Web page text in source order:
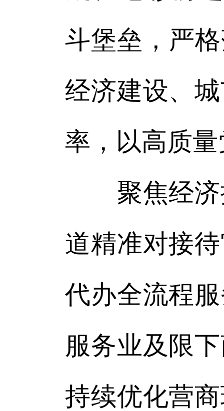
斗堡垒，严
经济建设、
率，以高质
聚焦经济
道精准对接
代办全流程
服务业及限
持续优化营